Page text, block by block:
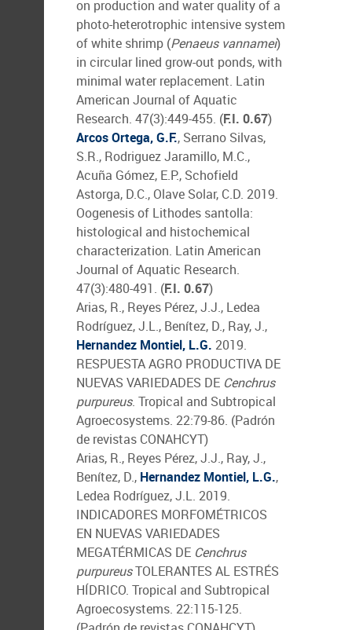
on production and water quality of a
photo-heterotrophic intensive system
of white shrimp (Penaeus vannamei)
in circular lined grow-out ponds, with
minimal water replacement. Latin
American Journal of Aquatic
Research. 47(3):449-455. (F.I. 0.67)
Arcos Ortega, G.F., Serrano Silvas,
S.R., Rodriguez Jaramillo, M.C.,
Acuña Gómez, E.P., Schofield
Astorga, D.C., Olave Solar, C.D. 2019.
Oogenesis of Lithodes santolla:
histological and histochemical
characterization. Latin American
Journal of Aquatic Research.
47(3):480-491. (F.I. 0.67)
Arias, R., Reyes Pérez, J.J., Ledea
Rodríguez, J.L., Benítez, D., Ray, J.,
Hernandez Montiel, L.G. 2019.
RESPUESTA AGRO PRODUCTIVA DE
NUEVAS VARIEDADES DE Cenchrus
purpureus. Tropical and Subtropical
Agroecosystems. 22:79-86. (Padrón
de revistas CONAHCYT)
Arias, R., Reyes Pérez, J.J., Ray, J.,
Benítez, D., Hernandez Montiel, L.G.,
Ledea Rodríguez, J.L. 2019.
INDICADORES MORFOMÉTRICOS
EN NUEVAS VARIEDADES
MEGATÉRMICAS DE Cenchrus
purpureusTOLERANTES AL ESTRÉS
HÍDRICO. Tropical and Subtropical
Agroecosystems. 22:115-125.